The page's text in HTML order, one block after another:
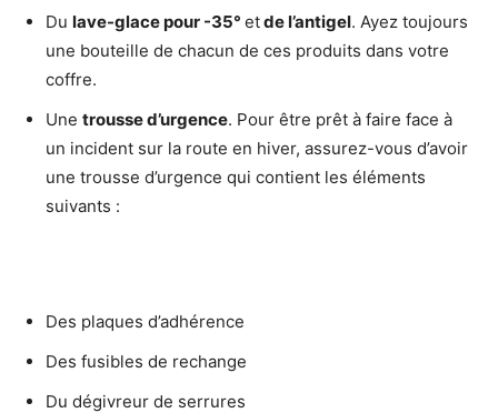
Du lave-glace pour -35° etde l’antigel. Ayez toujours
une bouteille de chacun de ces produits dans votre
coffre.
Une trousse d’urgence. Pour être prêt à faire face à
un incident sur la route en hiver, assurez-vous d’avoir
une trousse d’urgence qui contient les éléments
suivants :
Des plaques d’adhérence
Des fusibles de rechange
Du dégivreur de serrures